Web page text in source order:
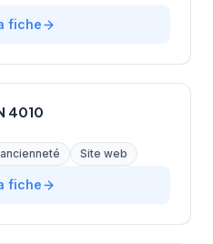
fiche
4010
Site web
fiche